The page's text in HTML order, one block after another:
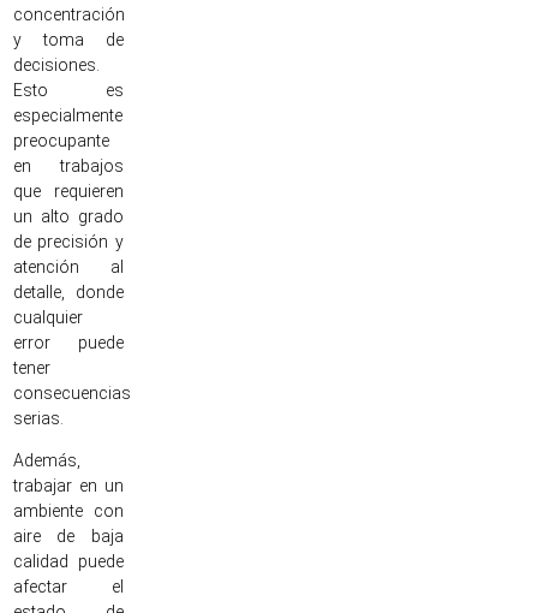
concentración
y toma de
decisiones.
Esto es
especialmente
preocupante
en trabajos
que requieren
un alto grado
de precisión y
atención al
detalle, donde
cualquier
error puede
tener
consecuencias
serias.
Además,
trabajar en un
ambiente con
aire de baja
calidad puede
afectar el